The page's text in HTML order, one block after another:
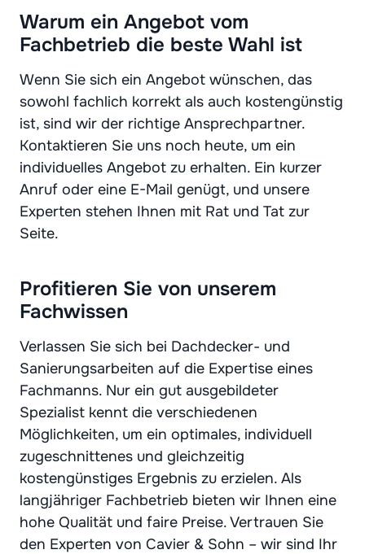
Warum ein Angebot vom
Fachbetrieb die beste Wahl ist
Wenn Sie sich ein Angebot wünschen, das
sowohl fachlich korrekt als auch kostengünstig
ist, sind wir der richtige Ansprechpartner.
Kontaktieren Sie uns noch heute, um ein
individuelles Angebot zu erhalten. Ein kurzer
Anruf oder eine E-Mail genügt, und unsere
Experten stehen Ihnen mit Rat und Tat zur
Seite.
Profitieren Sie von unserem
Fachwissen
Verlassen Sie sich bei Dachdecker- und
Sanierungsarbeiten auf die Expertise eines
Fachmanns. Nur ein gut ausgebildeter
Spezialist kennt die verschiedenen
Möglichkeiten, um ein optimales, individuell
zugeschnittenes und gleichzeitig
kostengünstiges Ergebnis zu erzielen. Als
langjähriger Fachbetrieb bieten wir Ihnen eine
hohe Qualität und faire Preise. Vertrauen Sie
den Experten von Cavier & Sohn – wir sind Ihr